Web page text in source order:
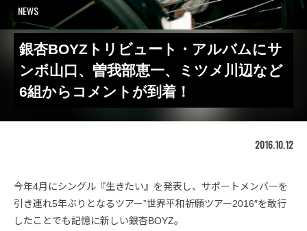
NEWS
銀杏BOYZトリビュート・アルバムにサ
ンボ山口、曽我部恵一、ミツメ川辺など
6組からコメントが到着！
2016.10.12
今年4月にシングル『生きたい』を発表し、サポートメンバーを
引き連れ5年ぶりとなるツアー”世界平和祈願ツアー2016″を敢行
したことでも記憶に新しい銀杏BOYZ。